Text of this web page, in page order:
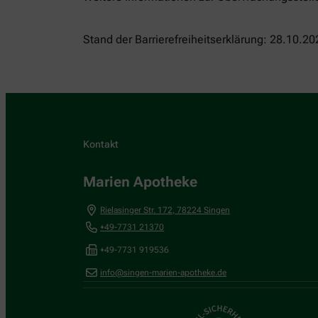
Stand der Barrierefreiheitserklärung:
Kontakt
Marien Apotheke
Rielasinger Str. 172 78224 Singen
+49-7731 21370
+49-7731 919536
info@singen-marien-apotheke.de